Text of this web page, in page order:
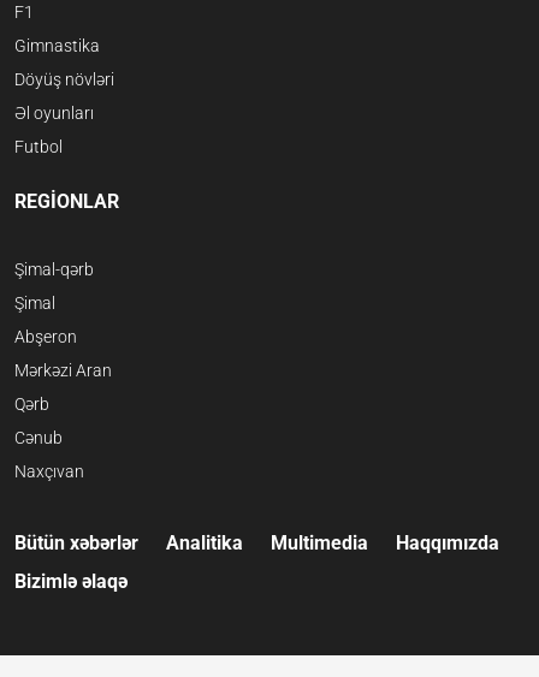
F1
Gimnastika
Döyüş növləri
Əl oyunları
Futbol
REGİONLAR
Şimal-qərb
Şimal
Abşeron
Mərkəzi Aran
Qərb
Cənub
Naxçıvan
Bütün xəbərlər Analitika Multimedia
Haqqımızda
Bizimlə əlaqə